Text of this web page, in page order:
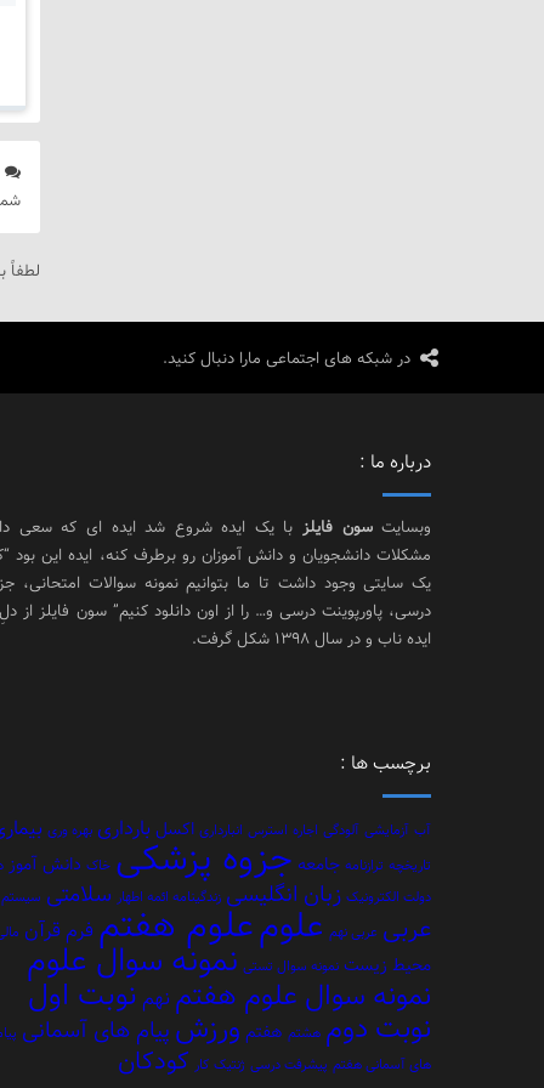
لطفاً
در شبکه های اجتماعی مارا دنبال کنید.
درباره ما :
وبسایتسون فایلزبا یک ایده شروع شد ایده ای که سعی
مشکلات دانشجویان و دانش آموزان رو برطرف کنه، ایده این بود
یک سایتی وجود داشت تا ما بتوانیم نمونه سوالات امتحانی،
درسی، پاورپوینت درسی و… را از اون دانلود کنیم” سون فایلز از
ایده ناب و در سال 1398 شکل گرفت.
برچسب ها :
آب آزمایشی آلودگی اجاره استرس انبارداری اکسلبارداری بهره وری
تاریخچه ترازنامه جامعه جزوه پزشکی خاک دانش آموز
دولت الکترونیک زبان انگلیسی زندگینامه ائمه اطهار سلامتی سیستم
عربی عربی نهم علومعلوم هفتمفرمقرآن
محیط زیست نمونه سوال تستی نمونه سوال علوم
نمونه سوال علوم هفتمنهم نوبت اول
نوبت دوم هشتم هفتم ورزشپیام های آسمانی
های آسمانی هفتم پیشرفت درسی ژنتیک کار کودکان